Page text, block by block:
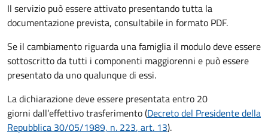
Il servizio può essere attivato presentando tutta la
documentazione prevista, consultabile in formato PDF.
Se il cambiamento riguarda una famiglia il modulo deve essere
sottoscritto da tutti i componenti maggiorenni e può essere
presentato da uno qualunque di essi.
La dichiarazione deve essere presentata entro 20
giorni dall’effettivo trasferimento (Decreto del Presidente della
Repubblica 30/05/1989, n. 223, art. 13).